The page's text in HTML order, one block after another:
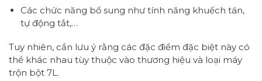
Các chức năng bổ sung như tính năng khuếch tán,
tự động tắt,…
Tuy nhiên, cần lưu ý rằng các đặc điểm đặc biệt này có
thể khác nhau tùy thuộc vào thương hiệu và loại máy
trộn bột 7L.